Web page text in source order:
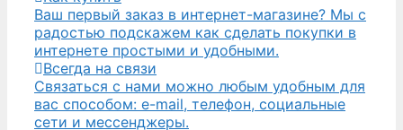
Ваш первый заказ в интернет-магазине? Мы с
радостью подскажем как сделать покупки в
интернете простыми и удобными.
Всегда на связи
Связаться с нами можно любым удобным для
вас способом: e-mail, телефон, социальные
сети и мессенджеры.